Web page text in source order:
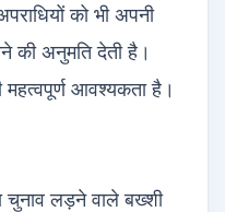
को भी अपनी
की अनुमति देती है।
आवश्यकता है।
लड़ने वाले बख्शी